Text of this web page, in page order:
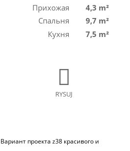
Прихожая
4,3 m²
Спальня
9,7 m²
Кухня
7,5 m²
RYSUJ